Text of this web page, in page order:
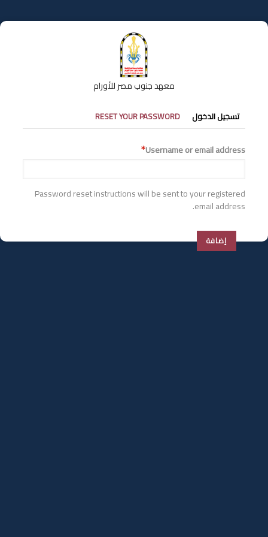
إلى
المحتوى
معهد جنوب مصر للأورام
التبويبات
الأساسية
تسجيل الدخول RESET YOUR PASSWORD
Username or email address
Password reset instructions will be sent to your registered
email address.